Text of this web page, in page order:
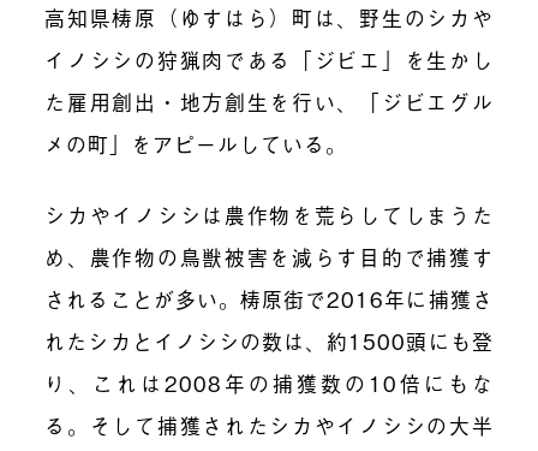
高知県梼原（ゆすはら）町は、野生のシカや
イノシシの狩猟肉である「ジビエ」を生かし
た雇用創出・地方創生を行い、「ジビエグル
メの町」をアピールしている。
シカやイノシシは農作物を荒らしてしまうた
め、農作物の鳥獣被害を減らす目的で捕獲す
されることが多い。梼原街で2016年に捕獲さ
れたシカとイノシシの数は、約1500頭にも登
り、これは2008年の捕獲数の10倍にもな
る。そして捕獲されたシカやイノシシの大半